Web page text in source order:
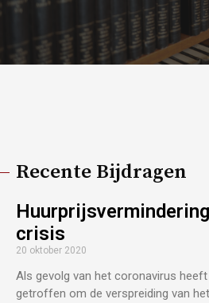
Recente Bijdragen
crisis
20 oktober 2020
Als gevolg van het coronavirus
getroffen om de verspreiding van